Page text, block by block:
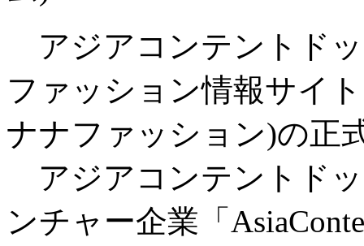
アジアコンテントド
ファッション情報サイ
ナナファッション)の正
アジアコンテントド
ンチャー企業「